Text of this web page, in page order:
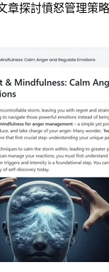
章探討憤怒管理策